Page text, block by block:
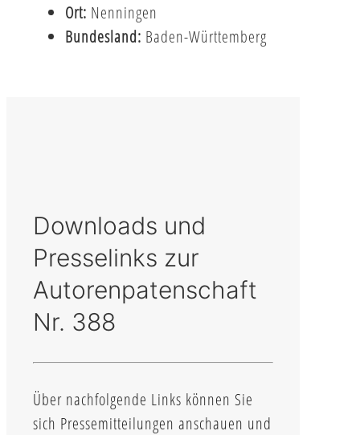
Ort: Nenningen
Bundesland: Baden-Württemberg
Downloads und
Presselinks zur
Autorenpatenschaft
Nr. 388
Über nachfolgende Links können Sie
sich Pressemitteilungen anschauen und